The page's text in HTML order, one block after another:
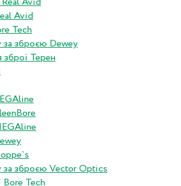
Avid
Tech
за зброєю Dewey
Терен
за зброєю Vector Optics
Tech